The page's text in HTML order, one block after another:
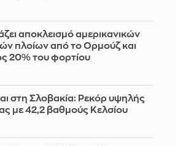
αποκλεισμό αμερικανικών
πλοίων από το Ορμούζ και
20% του φορτίου
στη Σλοβακία: Ρεκόρ υψηλής
με 42,2 βαθμούς Κελσίου